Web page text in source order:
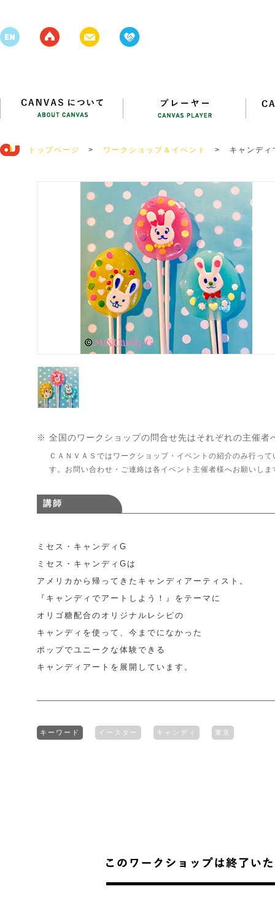
トップページ > ワークショップ＆イベント > キャンデ
※ 全国のワークショップの問合せ先はそれぞれの主催者
ＣＡＮＶＡＳではワークショップ・イベントの紹介のみ行って
す。お問い合わせ・ご連絡は各イベント主催者様へお願いしま
講師
ミセス・キャンディG
ミセス・キャンディGは
アメリカから帰ってきたキャンディアーティスト。
『キャンディでアートしよう！』をテーマに
オリゴ糖配合のオリジナルレシピの
キャンディを使って、今までになかった
ポップでユニークな体験できる
キャンディアートを展開しています。
キーワード イースター キャンディ 東京